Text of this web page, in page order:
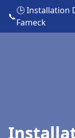
📞
🕒 Installation
Fameck